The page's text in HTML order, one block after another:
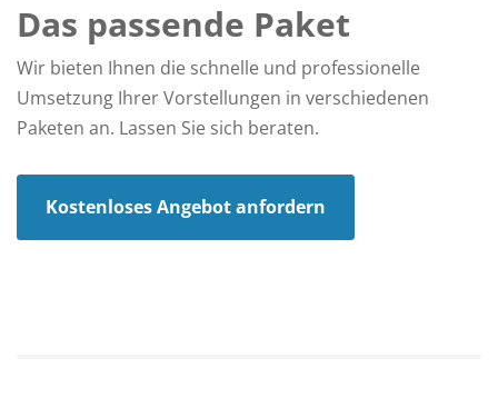
Das passende Paket
Wir bieten Ihnen die schnelle und professionelle
Umsetzung Ihrer Vorstellungen in verschiedenen
Paketen an. Lassen Sie sich beraten.
Kostenloses Angebot anfordern